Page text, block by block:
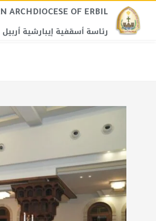
ARCHDIOCESE OF ERBIL​
رئاسة أسقفية إيبارشية أربيل